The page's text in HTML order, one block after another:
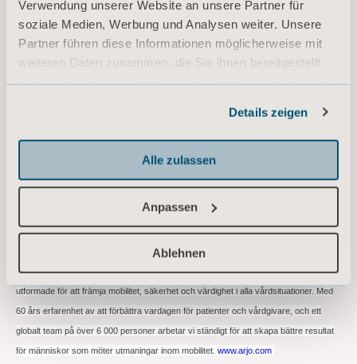
Verwendung unserer Website an unsere Partner für
soziale Medien, Werbung und Analysen weiter. Unsere
Partner führen diese Informationen möglicherweise mit
weiteren Daten zusammen, die Sie ihnen bereitgestellt
Details zeigen
Alle zulassen
Anpassen
Ablehnen
För mer information, kontakta gärna:
Email:maria.nilsson@arjo.com
Om Arjo
På Arjo är vi övertygade om att goda förutsättningar för mobilitet i vårdmiljöer är en
central del av att erbjuda vård av hög kvalitet. Våra produkter och lösningar för
patientförflyttning, hygien, desinfektion, diagnostik, behandling av bensår,
förebyggande av trycksår och ventrombos samt våra sjukvårdssängar, är
utformade för att främja mobilitet, säkerhet och värdighet i alla vårdsituationer. Med
60 års erfarenhet av att förbättra vardagen för patienter och vårdgivare, och ett
globalt team på över 6 000 personer arbetar vi ständigt för att skapa bättre resultat
för människor som möter utmaningar inom mobilitet. www.arjo.com